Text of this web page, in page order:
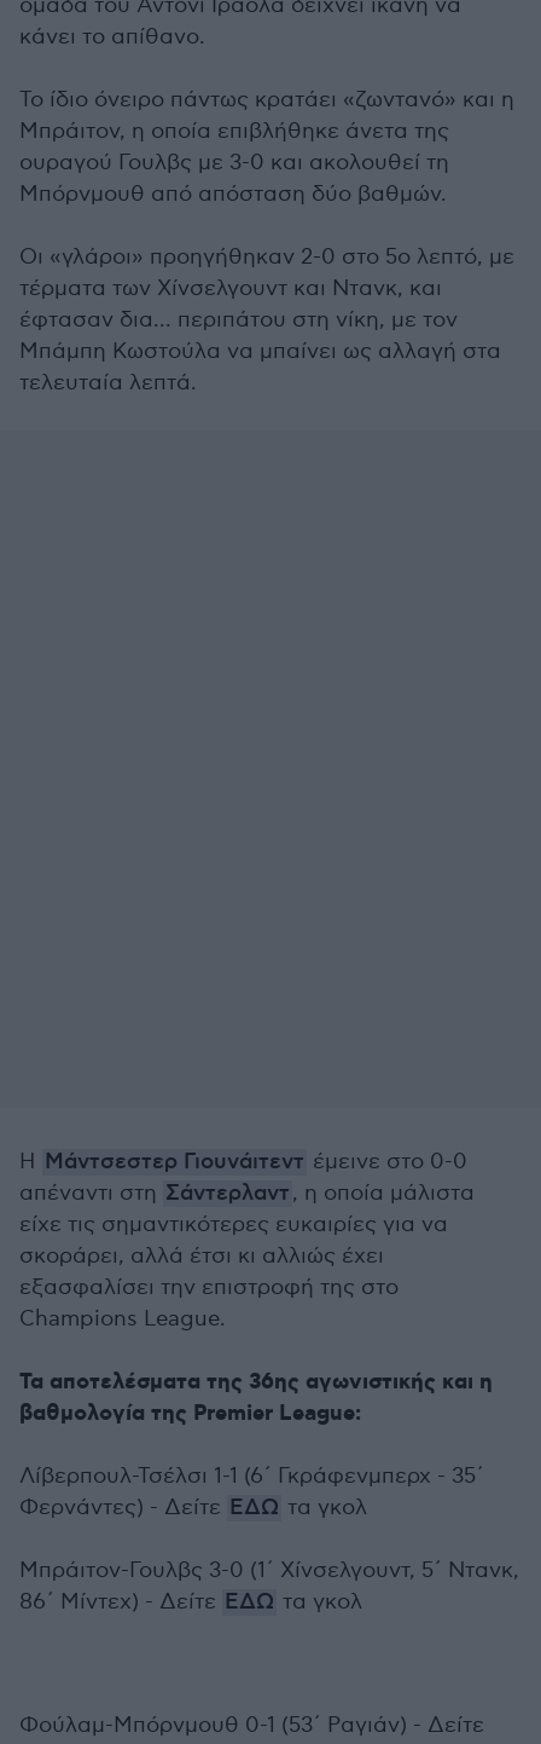
ομάδα του Αντονι Ιραόλα δείχνει ικανή να
κάνει το απίθανο.
Το ίδιο όνειρο πάντως κρατάει «ζωντανό» και η
Μπράιτον, η οποία επιβλήθηκε άνετα της
ουραγού Γουλβς με 3-0 και ακολουθεί τη
Μπόρνμουθ από απόσταση δύο βαθμών.
Οι «γλάροι» προηγήθηκαν 2-0 στο 5ο λεπτό, με
τέρματα των Χίνσελγουντ και Ντανκ, και
έφτασαν δια... περιπάτου στη νίκη, με τον
Μπάμπη Κωστούλα να μπαίνει ως αλλαγή στα
τελευταία λεπτά.
Η Μάντσεστερ Γιουνάιτεντ έμεινε στο 0-0
απέναντι στη Σάντερλαντ, η οποία μάλιστα
είχε τις σημαντικότερες ευκαιρίες για να
σκοράρει, αλλά έτσι κι αλλιώς έχει
εξασφαλίσει την επιστροφή της στο
Champions League.
Τα αποτελέσματα της 36ης αγωνιστικής και η
βαθμολογία της Premier League:
Λίβερπουλ-Τσέλσι 1-1 (6΄ Γκράφενμπερχ - 35΄
Φερνάντες) - Δείτε ΕΔΩ τα γκολ
Μπράιτον-Γουλβς 3-0 (1΄ Χίνσελγουντ, 5΄ Ντανκ,
86΄ Μίντεχ) - Δείτε ΕΔΩ τα γκολ
Φούλαμ-Μπόρνμουθ 0-1 (53΄ Ραγιάν) - Δείτε